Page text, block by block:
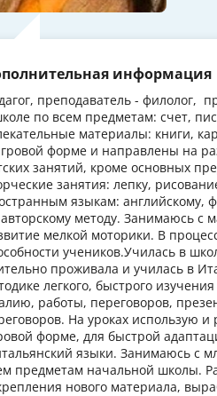
информация
преподаватель - филолог,
по всем предметам: счет,
материалы: книги,
форме и направлены на
занятий, кроме основных
занятия: лепку,
языкам: английскому,
методу. Занимаюсь с
мелкой моторики. В
учеников.Училась в
проживала и училась в
легкого, быстрого
работы, переговоров,
На уроках использую
форме, для быстрой
языки. Занимаюсь с
предметам начальной школы.
нового материала,